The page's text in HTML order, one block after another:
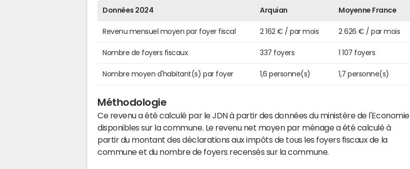
Données 2024 Arquian Moyenne France
Revenu mensuel moyen par foyer fiscal 2 162 € / par mois 2 626 € / par mois
Nombre de foyers fiscaux 337 foyers 1 107 foyers
Nombre moyen d'habitant(s) par foyer 1,6 personne(s) 1,7 personne(s)
Méthodologie
Ce revenu a été calculé par le JDN à partir des données du ministère de l'Economie
disponibles sur la commune. Le revenu net moyen par ménage a été calculé à
partir du montant des déclarations aux impôts de tous les foyers fiscaux de la
commune et du nombre de foyers recensés sur la commune.